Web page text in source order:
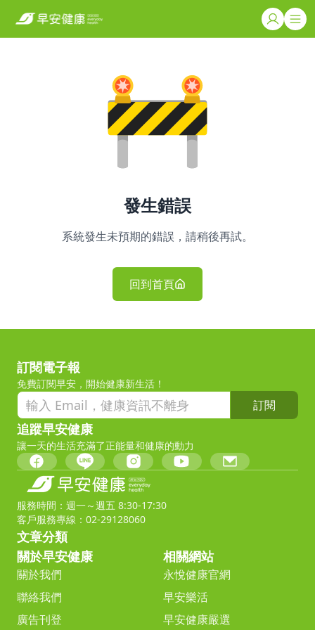
發生錯誤
系統發生未預期的錯誤，請稍後再試。
回到首頁
訂閱電子報
免費訂閱早安，開始健康新生活！
訂閱
追蹤早安健康
讓一天的生活充滿了正能量和健康的動力
服務時間：週一～週五 8:30-17:30
客戶服務專線：02-29128060
文章分類
關於早安健康
關於我們
聯絡我們
廣告刊登
相關網站
永悅健康官網
早安樂活
早安健康嚴選